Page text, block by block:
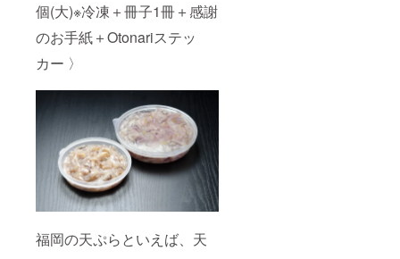
個(大)※冷凍＋冊子1冊＋感謝
のお手紙＋Otonariステッ
カー 〉
福岡の天ぷらといえば、天